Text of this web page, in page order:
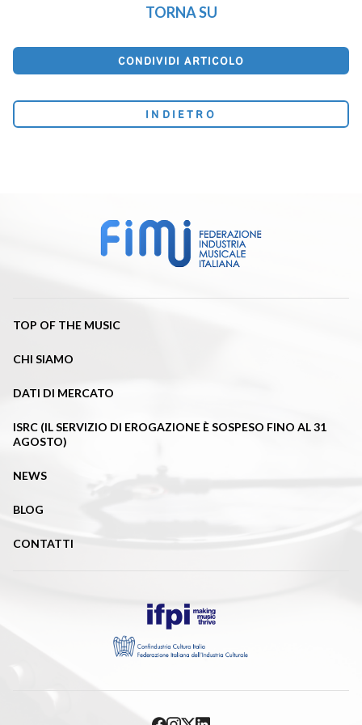
TORNA SU
CONDIVIDI ARTICOLO
INDIETRO
TOP OF THE MUSIC
CHI SIAMO
DATI DI MERCATO
ISRC (IL SERVIZIO DI EROGAZIONE È SOSPESO FINO AL 31
AGOSTO)
NEWS
BLOG
CONTATTI